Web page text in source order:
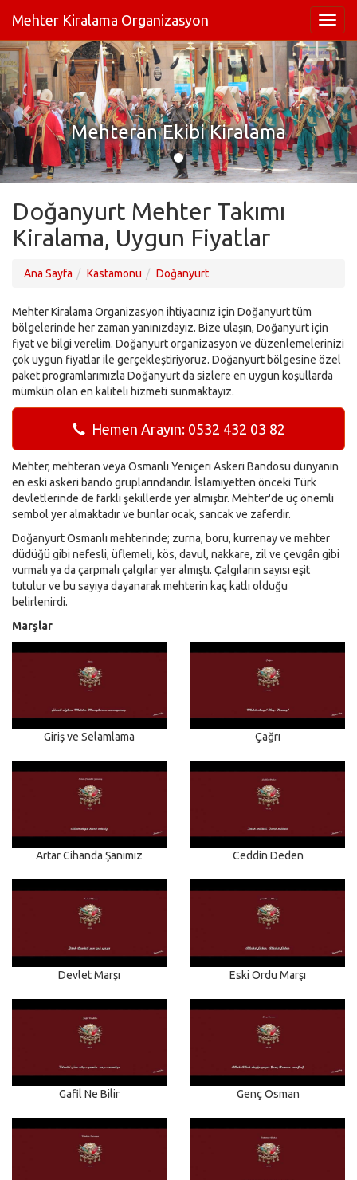
Mehter Kiralama Organizasyon
Mehteran Ekibi Kiralama
Doğanyurt Mehter Takımı
Kiralama, Uygun Fiyatlar
Ana Sayfa Kastamonu Doğanyurt
Mehter Kiralama Organizasyon ihtiyacınız için Doğanyurt tüm
bölgelerinde her zaman yanınızdayız. Bize ulaşın, Doğanyurt için
fiyat ve bilgi verelim. Doğanyurt organizasyon ve düzenlemelerinizi
çok uygun fiyatlar ile gerçekleştiriyoruz. Doğanyurt bölgesine özel
paket programlarımızla Doğanyurt da sizlere en uygun koşullarda
mümkün olan en kaliteli hizmeti sunmaktayız.
Hemen Arayın: 0532 432 03 82
Mehter, mehteran veya Osmanlı Yeniçeri Askeri Bandosu dünyanın
en eski askeri bando gruplarındandır. İslamiyetten önceki Türk
devletlerinde de farklı şekillerde yer almıştır. Mehter'de üç önemli
sembol yer almaktadır ve bunlar ocak, sancak ve zaferdir.
Doğanyurt Osmanlı mehterinde; zurna, boru, kurrenay ve mehter
düdüğü gibi nefesli, üflemeli, kös, davul, nakkare, zil ve çevgân gibi
vurmalı ya da çarpmalı çalgılar yer almıştı. Çalgıların sayısı eşit
tutulur ve bu sayıya dayanarak mehterin kaç katlı olduğu
belirlenirdi.
Marşlar
Giriş ve Selamlama Çağrı
Artar Cihanda Şanımız Ceddin Deden
Devlet Marşı Eski Ordu Marşı
Gafil Ne Bilir Genç Osman